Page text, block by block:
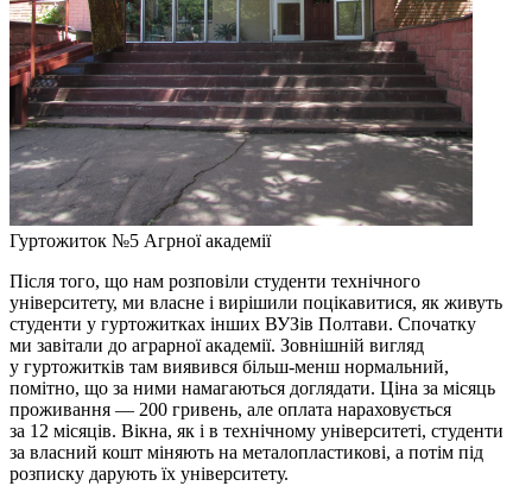
Гуртожиток №5 Агрної академії
Після того, що нам розповіли студенти технічного
університету, ми власне і вирішили поцікавитися, як живуть
студенти у гуртожитках інших ВУЗів Полтави. Спочатку
ми завітали до аграрної академії. Зовнішній вигляд
у гуртожитків там виявився більш-менш нормальний,
помітно, що за ними намагаються доглядати. Ціна за місяць
проживання — 200 гривень, але оплата нараховується
за 12 місяців. Вікна, як і в технічному університеті, студенти
за власний кошт міняють на металопластикові, а потім під
розписку дарують їх університету.